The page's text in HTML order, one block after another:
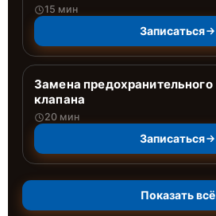
15 мин
Записаться
Замена предохранительного
клапана
20 мин
Записаться
Показать всё